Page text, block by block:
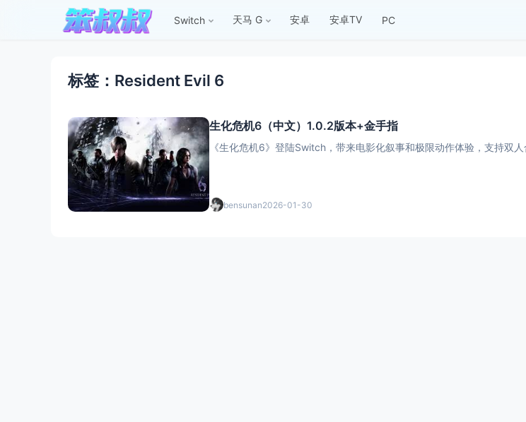
Switch 天马 G 安卓 安卓TV PC
标签：Resident Evil 6
生化危机6（中文）1.0.2版本+金手指
《生化危机6》登陆Switch，带来电影化叙事和极限动作体验，支持双
bensunan2026-01-30